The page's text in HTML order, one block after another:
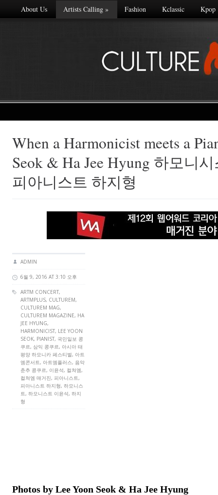
About Us Artists Calling» Fashion Kclassic Kpop
When a Harmonicist meets a
Seok & Ha Jee Hyung 하모니
피아니스트 하지형
ADMIN
6월 9, 2016 AT 3:10 오후
ARTM CONCERT,
ARTMPLUS, CULTUREM,
CULTUREM MAG,
CULTUREM MAGAZINE, HA
JEE HYUNG,
HARMONICIST, LEE YOON
SEOK, PIANIST, 국민일보 콩
쿠르, 삼익 콩쿠르, 아시아 태
평양 하모니카 페스티벌, 아트
엠콘서트, 아트엠플러스, 음악
춘추 콩쿠르, 이윤석, 컬쳐엠,
컬쳐엠 매거진, 피아니스트,
피아니스트 하지형, 하모니스
트, 하모니스트 이윤석, 하지
형
Photos by Lee Yoon Seok & Ha Jee Hyung
Made with
More Info